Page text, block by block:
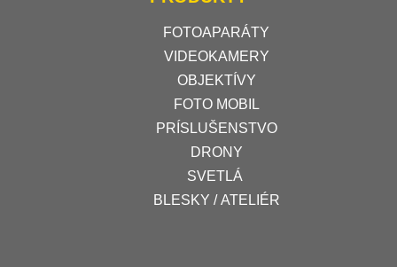
FOTOAPARÁTY
VIDEOKAMERY
OBJEKTÍVY
FOTO MOBIL
PRÍSLUŠENSTVO
DRONY
SVETLÁ
BLESKY / ATELIÉR